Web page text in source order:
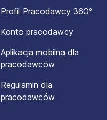
Profil Pracodawcy 360°
Konto pracodawcy
Aplikacja mobilna dla
pracodawców
Regulamin dla
pracodawców